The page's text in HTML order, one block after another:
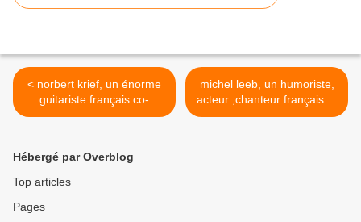
< norbert krief, un énorme
guitariste français co-
fondateur du groupe trust,
chris spedding
michel leeb, un humoriste,
acteur ,chanteur français et
féru de musique en
Hébergé par Overblog
Top articles
Pages